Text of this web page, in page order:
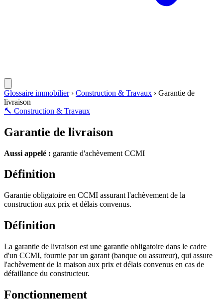
Glossaire immobilier› Construction & Travaux › Garantie de
livraison
🔨 Construction & Travaux
Garantie de livraison
Aussi appelé : garantie d'achèvement CCMI
Définition
Garantie obligatoire en CCMI assurant l'achèvement de la
construction aux prix et délais convenus.
Définition
La garantie de livraison est une garantie obligatoire dans le cadre
d'un CCMI, fournie par un garant (banque ou assureur), qui assure
l'achèvement de la maison aux prix et délais convenus en cas de
défaillance du constructeur.
Fonctionnement